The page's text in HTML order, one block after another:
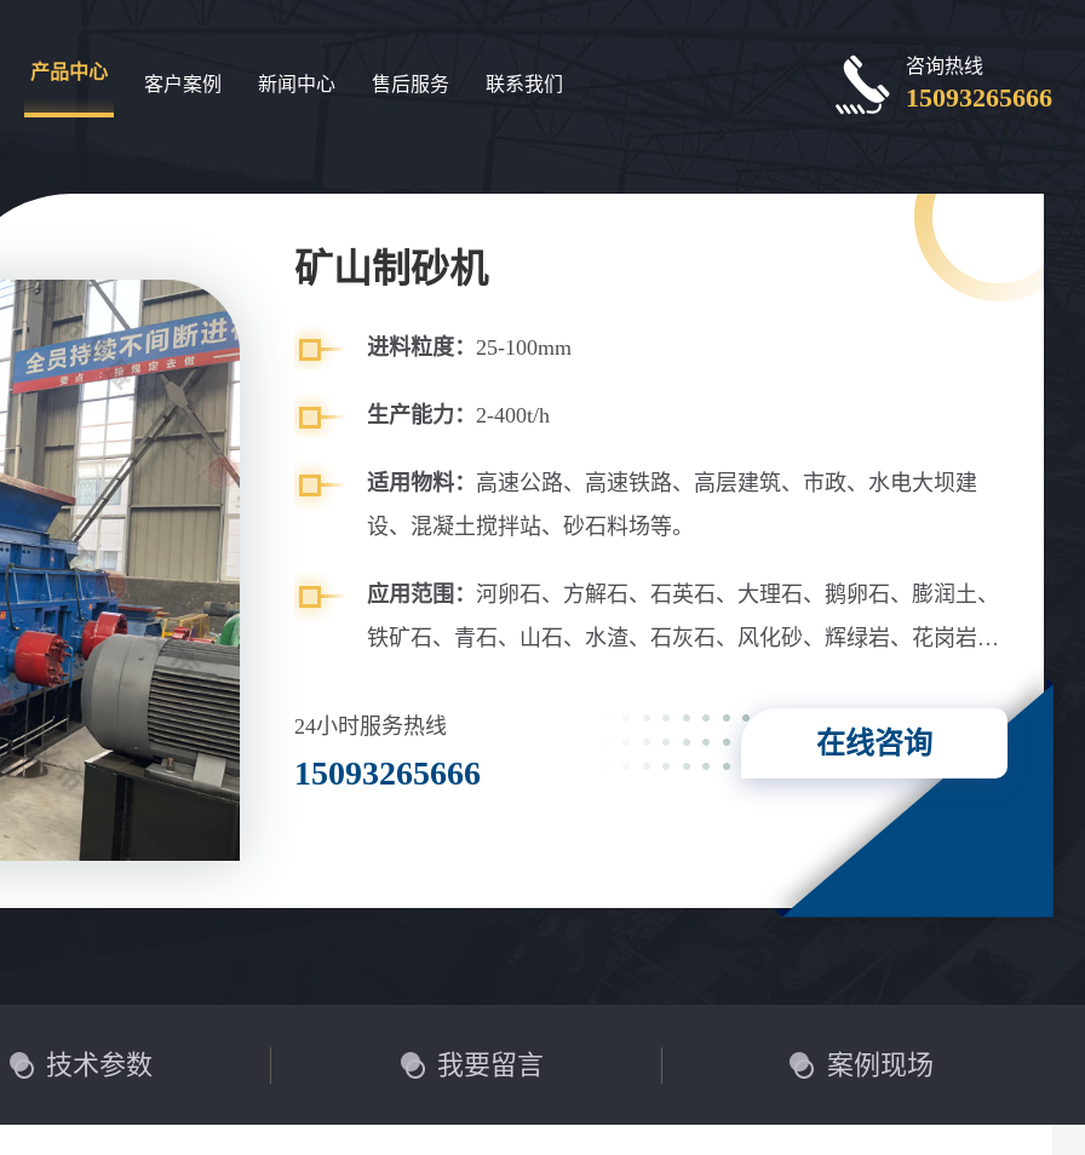
产品中心
客户案例 新闻中心 售后服务 联系我们
咨询热线
15093265666
矿山制砂机
进料粒度： 25-100mm
生产能力： 2-400t/h
适用物料： 高速公路、高速铁路、高层建筑、市政、水电大坝建
设、混凝土搅拌站、砂石料场等。
应用范围： 河卵石、方解石、石英石、大理石、鹅卵石、膨润土、
铁矿石、青石、山石、水渣、石灰石、风化砂、辉绿岩、花岗岩、
24小时服务热线
15093265666
在线咨询
技术参数 我要留言 案例现场